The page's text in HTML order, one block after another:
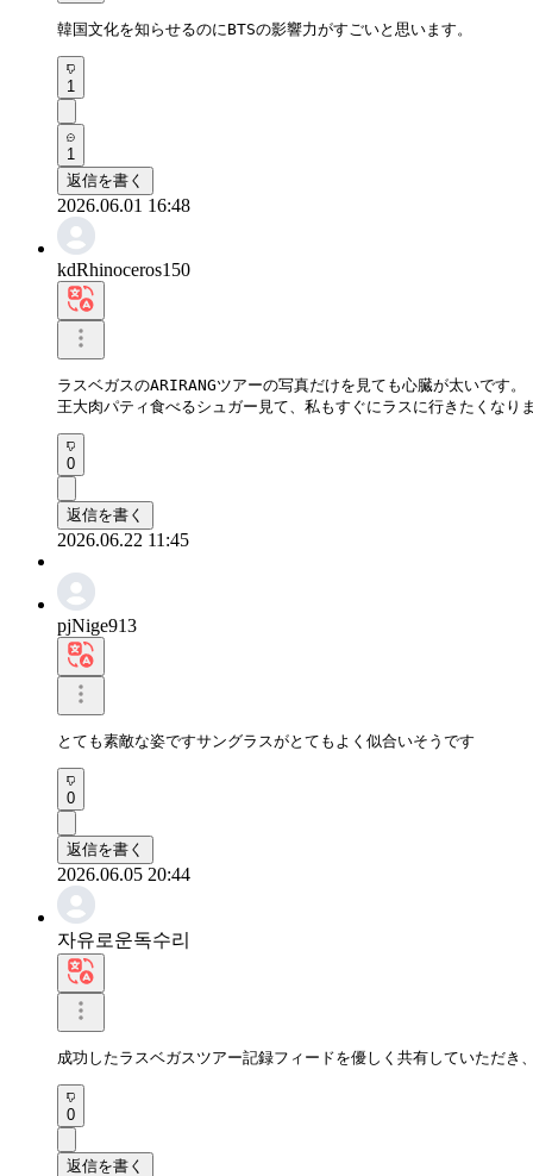
韓国文化を知らせるのにBTSの影響力がすごいと思います。
1
1
返信を書く
2026.06.01 16:48
kdRhinoceros150
ラスベガスのARIRANGツアーの写真だけを見ても心臓が太いです
王大肉パティ食べるシュガー見て、私もすぐにラスに行きたくなり
0
返信を書く
2026.06.22 11:45
pjNige913
とても素敵な姿ですサングラスがとてもよく似合いそうです
0
返信を書く
2026.06.05 20:44
자유로운독수리
成功したラスベガスツアー記録フィードを優しく共有していただ
0
返信を書く